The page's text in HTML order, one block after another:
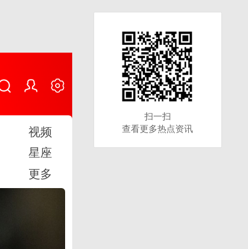
视频
星座
更多
扫一扫
查看更多热点资讯
扫一扫
查看更多热点资讯